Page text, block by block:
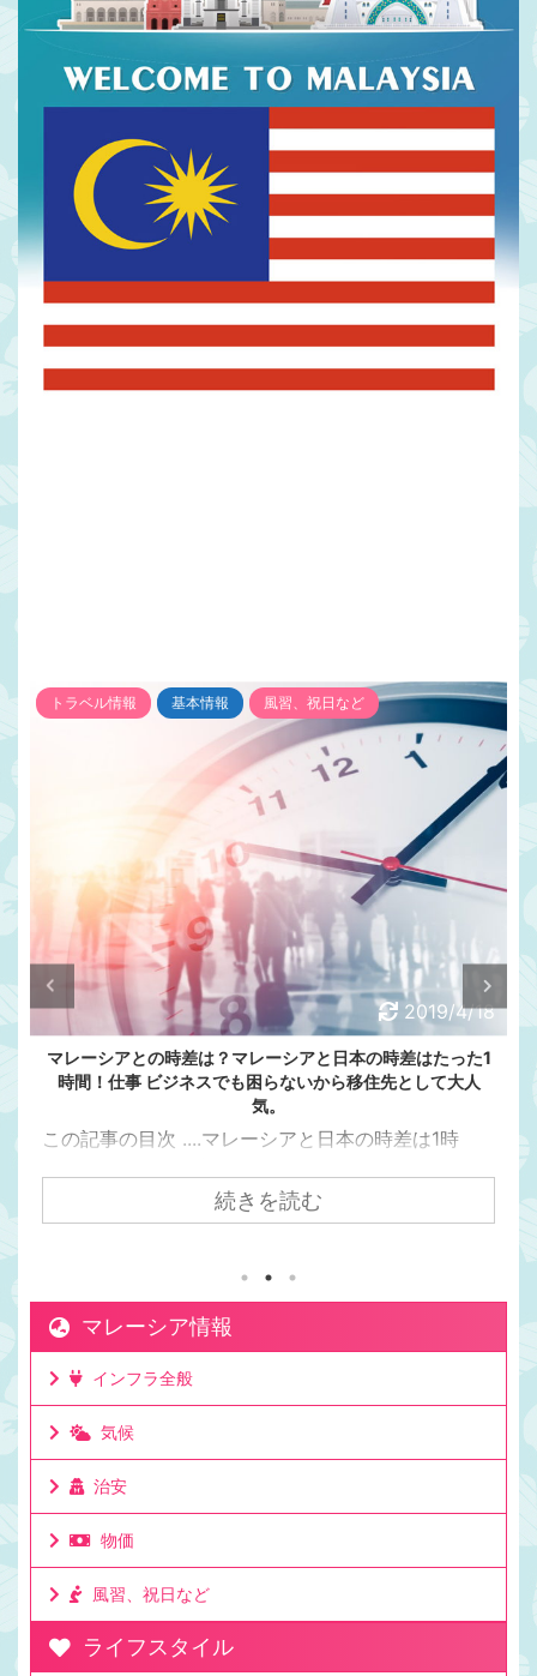
トラベル情報 基本情報 風習、祝日など
2019/4/18
マレーシアとの時差は？マレーシアと日本の時差はたった1
時間！仕事 ビジネスでも困らないから移住先として大人
気。
この記事の目次 ....マレーシアと日本の時差は1時
アラルンプールまで飛行機で7時間かかるけど時差は
1時間。マレーシアが移住先として人気の理由は時差
絡を取りやすい時差。移住して日本と仕事をしてい
る人もたくさんいる理由。ビジネスでリアルタイム
に連絡が取れるのは利点。ミーティングの時間も決
めやすいお昼休みの感覚も大体似た時間なのでわか
けど問題なし。時差としてはたった一時間 ...
続きを読む
マレーシア情報
インフラ全般
気候
治安
物価
風習、祝日など
ライフスタイル